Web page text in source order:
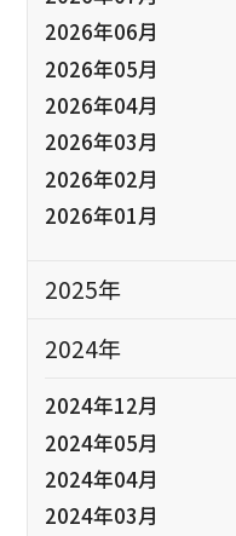
2026年06月
2026年05月
2026年04月
2026年03月
2026年02月
2026年01月
2025年
2024年
2024年12月
2024年05月
2024年04月
2024年03月